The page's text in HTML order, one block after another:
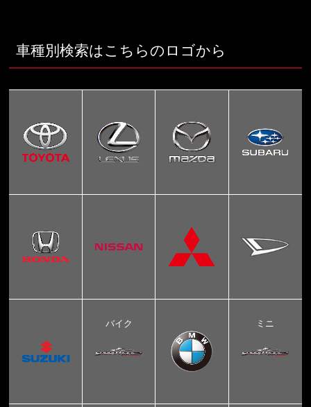
車種別検索はこちらのロゴから
バイク ミニ